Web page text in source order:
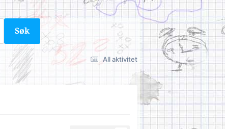
Søk
All aktivitet